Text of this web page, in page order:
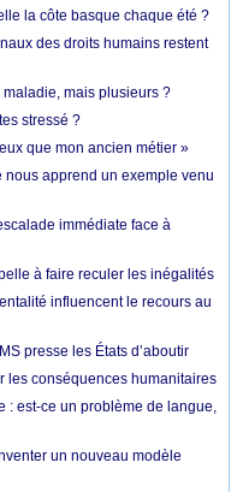
la côte basque chaque été ?
des droits humains restent
mais plusieurs ?
stressé ?
que mon ancien métier »
apprend un exemple venu
immédiate face à
à faire reculer les inégalités
influencent le recours au
presse les États d’aboutir
les conséquences humanitaires
: est-ce un problème de langue,
un nouveau modèle